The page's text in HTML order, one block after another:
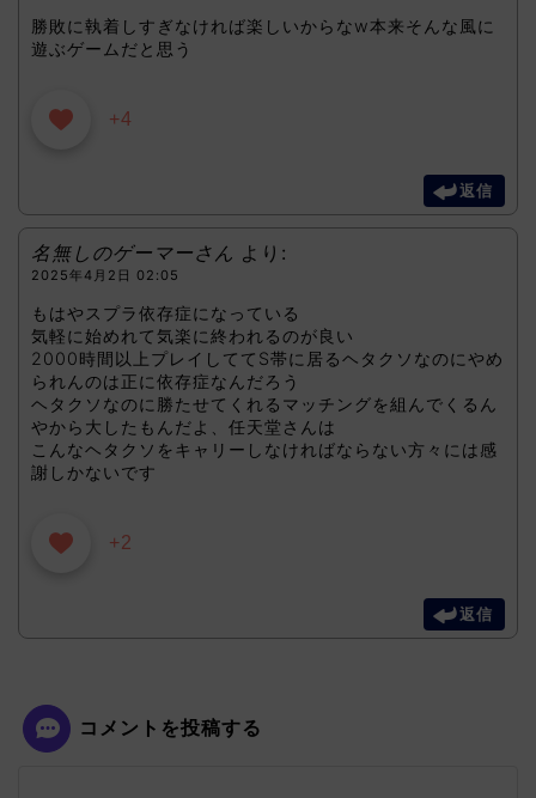
勝敗に執着しすぎなければ楽しいからなw本来そんな風に
遊ぶゲームだと思う
+4
返信
名無しのゲーマーさん より:
2025年4月2日 02:05
もはやスプラ依存症になっている
気軽に始めれて気楽に終われるのが良い
2000時間以上プレイしててS帯に居るヘタクソなのにやめ
られんのは正に依存症なんだろう
ヘタクソなのに勝たせてくれるマッチングを組んでくるん
やから大したもんだよ、任天堂さんは
こんなヘタクソをキャリーしなければならない方々には感
謝しかないです
+2
返信
コメントを投稿する